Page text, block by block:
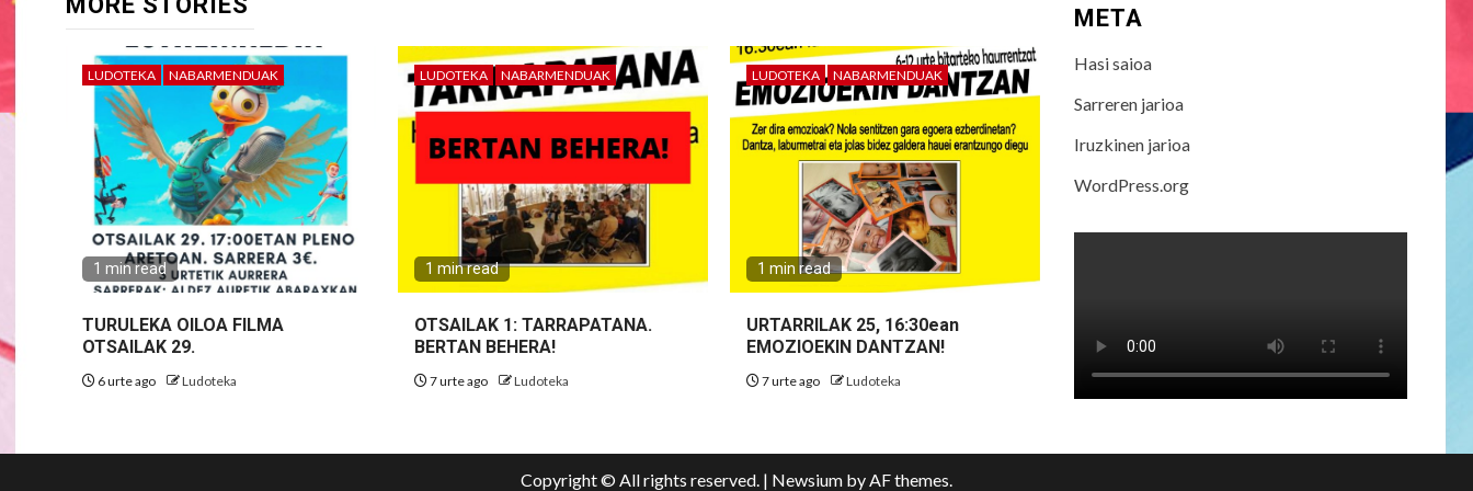
LUDOTEKA NABARMENDUAK
1 min read
TURULEKA OILOA FILMA
OTSAILAK 29.
6 urte ago Ludoteka
LUDOTEKA NABARMENDUAK
1 min read
OTSAILAK 1: TARRAPATANA.
BERTAN BEHERA!
7 urte ago Ludoteka
LUDOTEKA NABARMENDUAK
1 min read
URTARRILAK 25, 16:30ean
EMOZIOEKIN DANTZAN!
7 urte ago Ludoteka
META
Hasi saioa
Sarreren jarioa
Iruzkinen jarioa
WordPress.org
Copyright © All rights reserved. | Newsium by AF themes.